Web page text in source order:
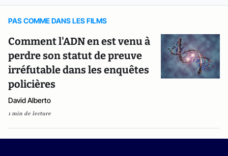
PAS COMME DANS LES FILMS
Comment l'ADN en est venu à
perdre son statut de preuve
irréfutable dans les enquêtes
policières
David Alberto
1 min de lecture